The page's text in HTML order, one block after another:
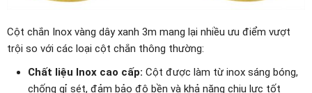
Cột chắn Inox vàng dây xanh 3m mang lại nhiều ưu điểm vượt
trội so với các loại cột chắn thông thường:
Chất liệu Inox cao cấp: Cột được làm từ inox sáng bóng,
chống gỉ sét, đảm bảo độ bền và khả năng chịu lực tốt